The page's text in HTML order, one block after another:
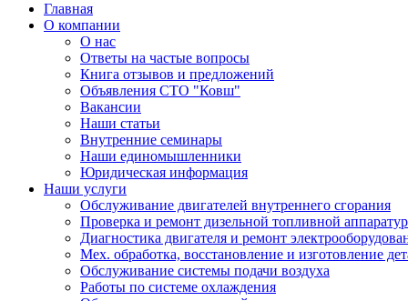
Главная
О компании
О нас
Ответы на частые вопросы
Книга отзывов и предложений
Объявления СТО "Ковш"
Вакансии
Наши статьи
Внутренние семинары
Наши единомышленники
Юридическая информация
Наши услуги
Обслуживание двигателей внутреннего сгорания
Проверка и ремонт дизельной топливной
Диагностика двигателя и ремонт
Мех. обработка, восстановление и изготовление
Обслуживание системы подачи воздуха
Работы по системе охлаждения